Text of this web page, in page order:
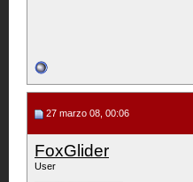
27 marzo 08, 00:06
FoxGlider
User